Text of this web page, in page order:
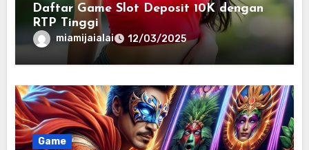
Daftar Game Slot Deposit 10K dengan
RTP Tinggi
miamijaialai 12/03/2025
Game